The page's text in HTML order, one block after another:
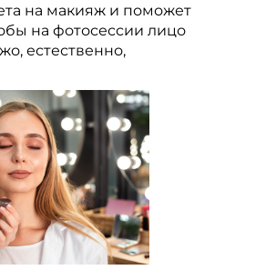
на макияж и поможет
на фотосессии лицо
естественно,